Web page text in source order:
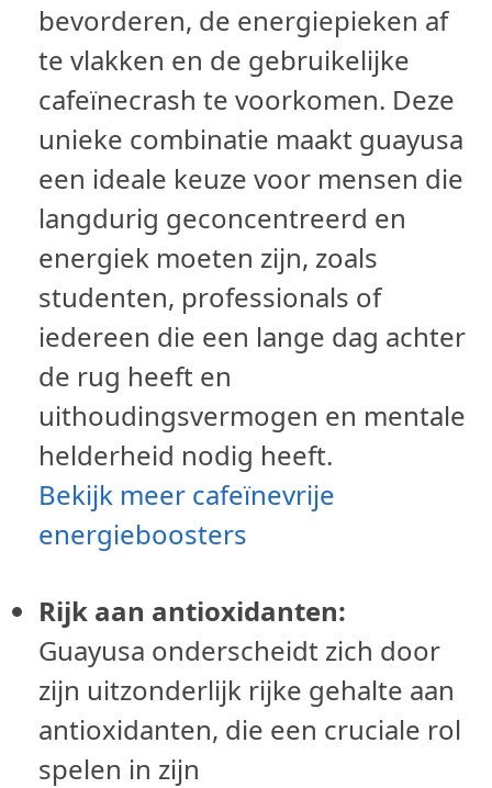
bevorderen, de energiepieken af
te vlakken en de gebruikelijke
cafeïnecrash te voorkomen. Deze
unieke combinatie maakt guayusa
een ideale keuze voor mensen die
langdurig geconcentreerd en
energiek moeten zijn, zoals
studenten, professionals of
iedereen die een lange dag achter
de rug heeft en
uithoudingsvermogen en mentale
helderheid nodig heeft.
Bekijk meer cafeïnevrije
energieboosters
Rijk aan antioxidanten:
Guayusa onderscheidt zich door
zijn uitzonderlijk rijke gehalte aan
antioxidanten, die een cruciale rol
spelen in zijn